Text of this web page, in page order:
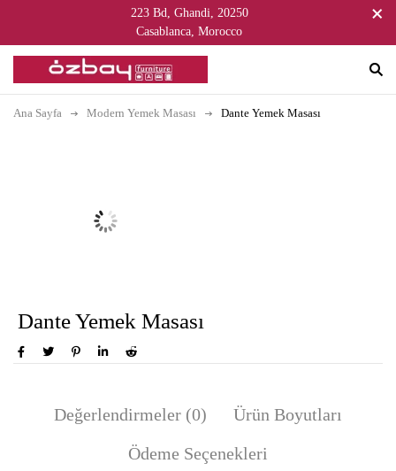
223 Bd, Ghandi, 20250
Casablanca, Morocco
Ana Sayfa Modern Yemek Masası Dante Yemek Masası
Dante Yemek Masası
Değerlendirmeler (0)
Ürün Boyutları
Ödeme Seçenekleri